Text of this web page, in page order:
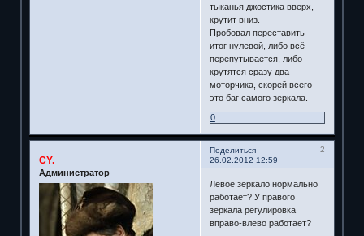
тыканья джостика вверх,
крутит вниз.
Пробовал переставить -
итог нулевой, либо всё
перепутывается, либо
крутятся сразу два
моторчика, скорей всего
это баг самого зеркала.
0
Поделиться
2
26.02.2012 12:59
CY.
Администратор
Левое зеркало нормально
работает? У правого
зеркала регулировка
вправо-влево работает?